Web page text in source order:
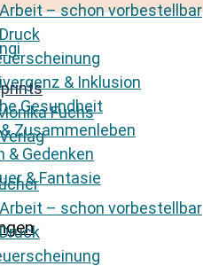
– schon vorbestellbar
& Inklusion
Gesundheit
Zusammenleben
& Gedenken
& Fantasie
Fuchs
– schon vorbestellbar